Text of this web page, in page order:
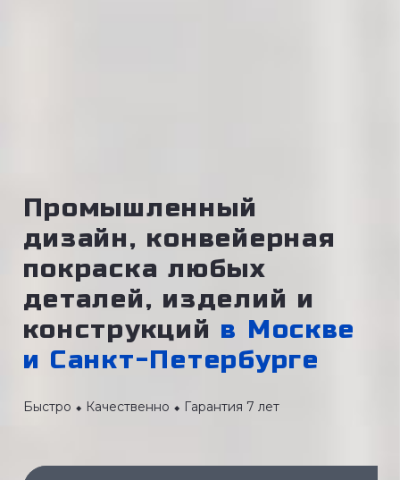
Промышленный
дизайн, конвейерная
покраска любых
деталей, изделий и
конструкций в Москве
и Санкт-Петербурге
Быстро ⬥ Качественно ⬥ Гарантия 7 лет